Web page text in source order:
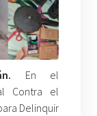
En el
Contra el
Delinquir